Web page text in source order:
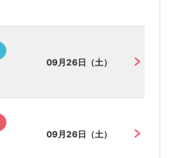
09月26日（土）
09月26日（土）